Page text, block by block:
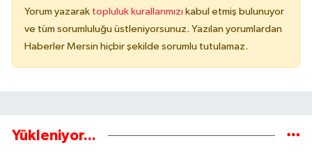
Yorum yazarak topluluk kurallarımızı kabul etmiş bulunuyor
ve tüm sorumluluğu üstleniyorsunuz. Yazılan yorumlardan
Haberler Mersin hiçbir şekilde sorumlu tutulamaz.
Yükleniyor...